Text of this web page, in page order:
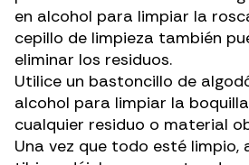
en alcohol para limpiar la
cepillo de limpieza también
eliminar los residuos.
Utilice un bastoncillo de
alcohol para limpiar la
cualquier residuo o material
Una vez que todo esté limpio,